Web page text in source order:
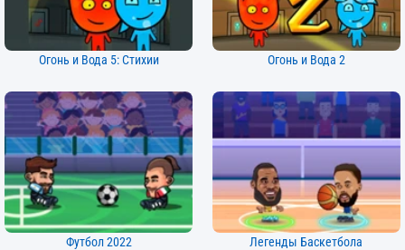
Огонь и Вода 5: Стихии Огонь и Вода 2
Футбол 2022 Легенды Баскетбола